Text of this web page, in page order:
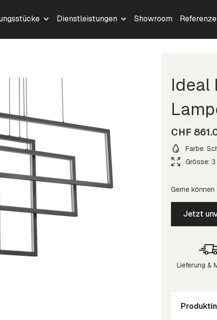
Dienstleistungen Showroom
Ideal
CHF
Farbe:
Grösse:
Gerne
Jetzt
Lieferung &